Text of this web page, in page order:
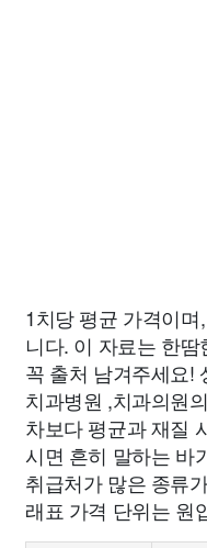
1치당 평균 가격이
니다. 이 자료는 한
꼭 출처 남겨주세요!
치과병원 ,치과의원
차보다 평균과 재질
시면 흔히 말하는 바
취급처가 많은 종류
래표 가격 단위는 원